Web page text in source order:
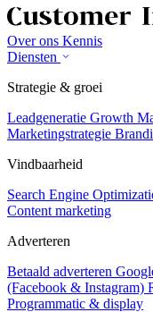
Over ons Kennis
Diensten
Strategie & groei
Leadgeneratie Growth
Marketingstrategie
Vindbaarheid
Search Engine
Content marketing
Adverteren
Betaald adverteren
(Facebook & Instagram)
Programmatic & display